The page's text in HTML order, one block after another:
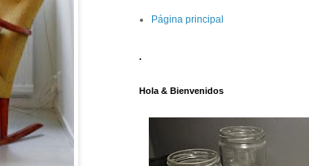
Página principal
.
Hola & Bienvenidos